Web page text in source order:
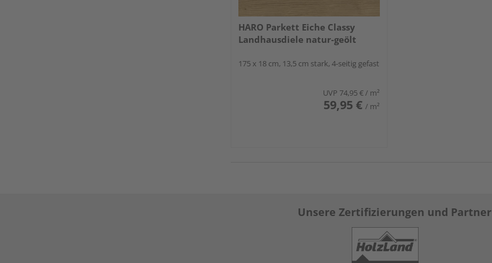
HARO Parkett Eiche Classy
Landhausdiele natur-geölt
175 x 18 cm, 13,5 cm stark, 4-seitig gefast
UVP 74,95 €/ m²
59,95 € / m²
Unsere Zertifizierungen und Partner